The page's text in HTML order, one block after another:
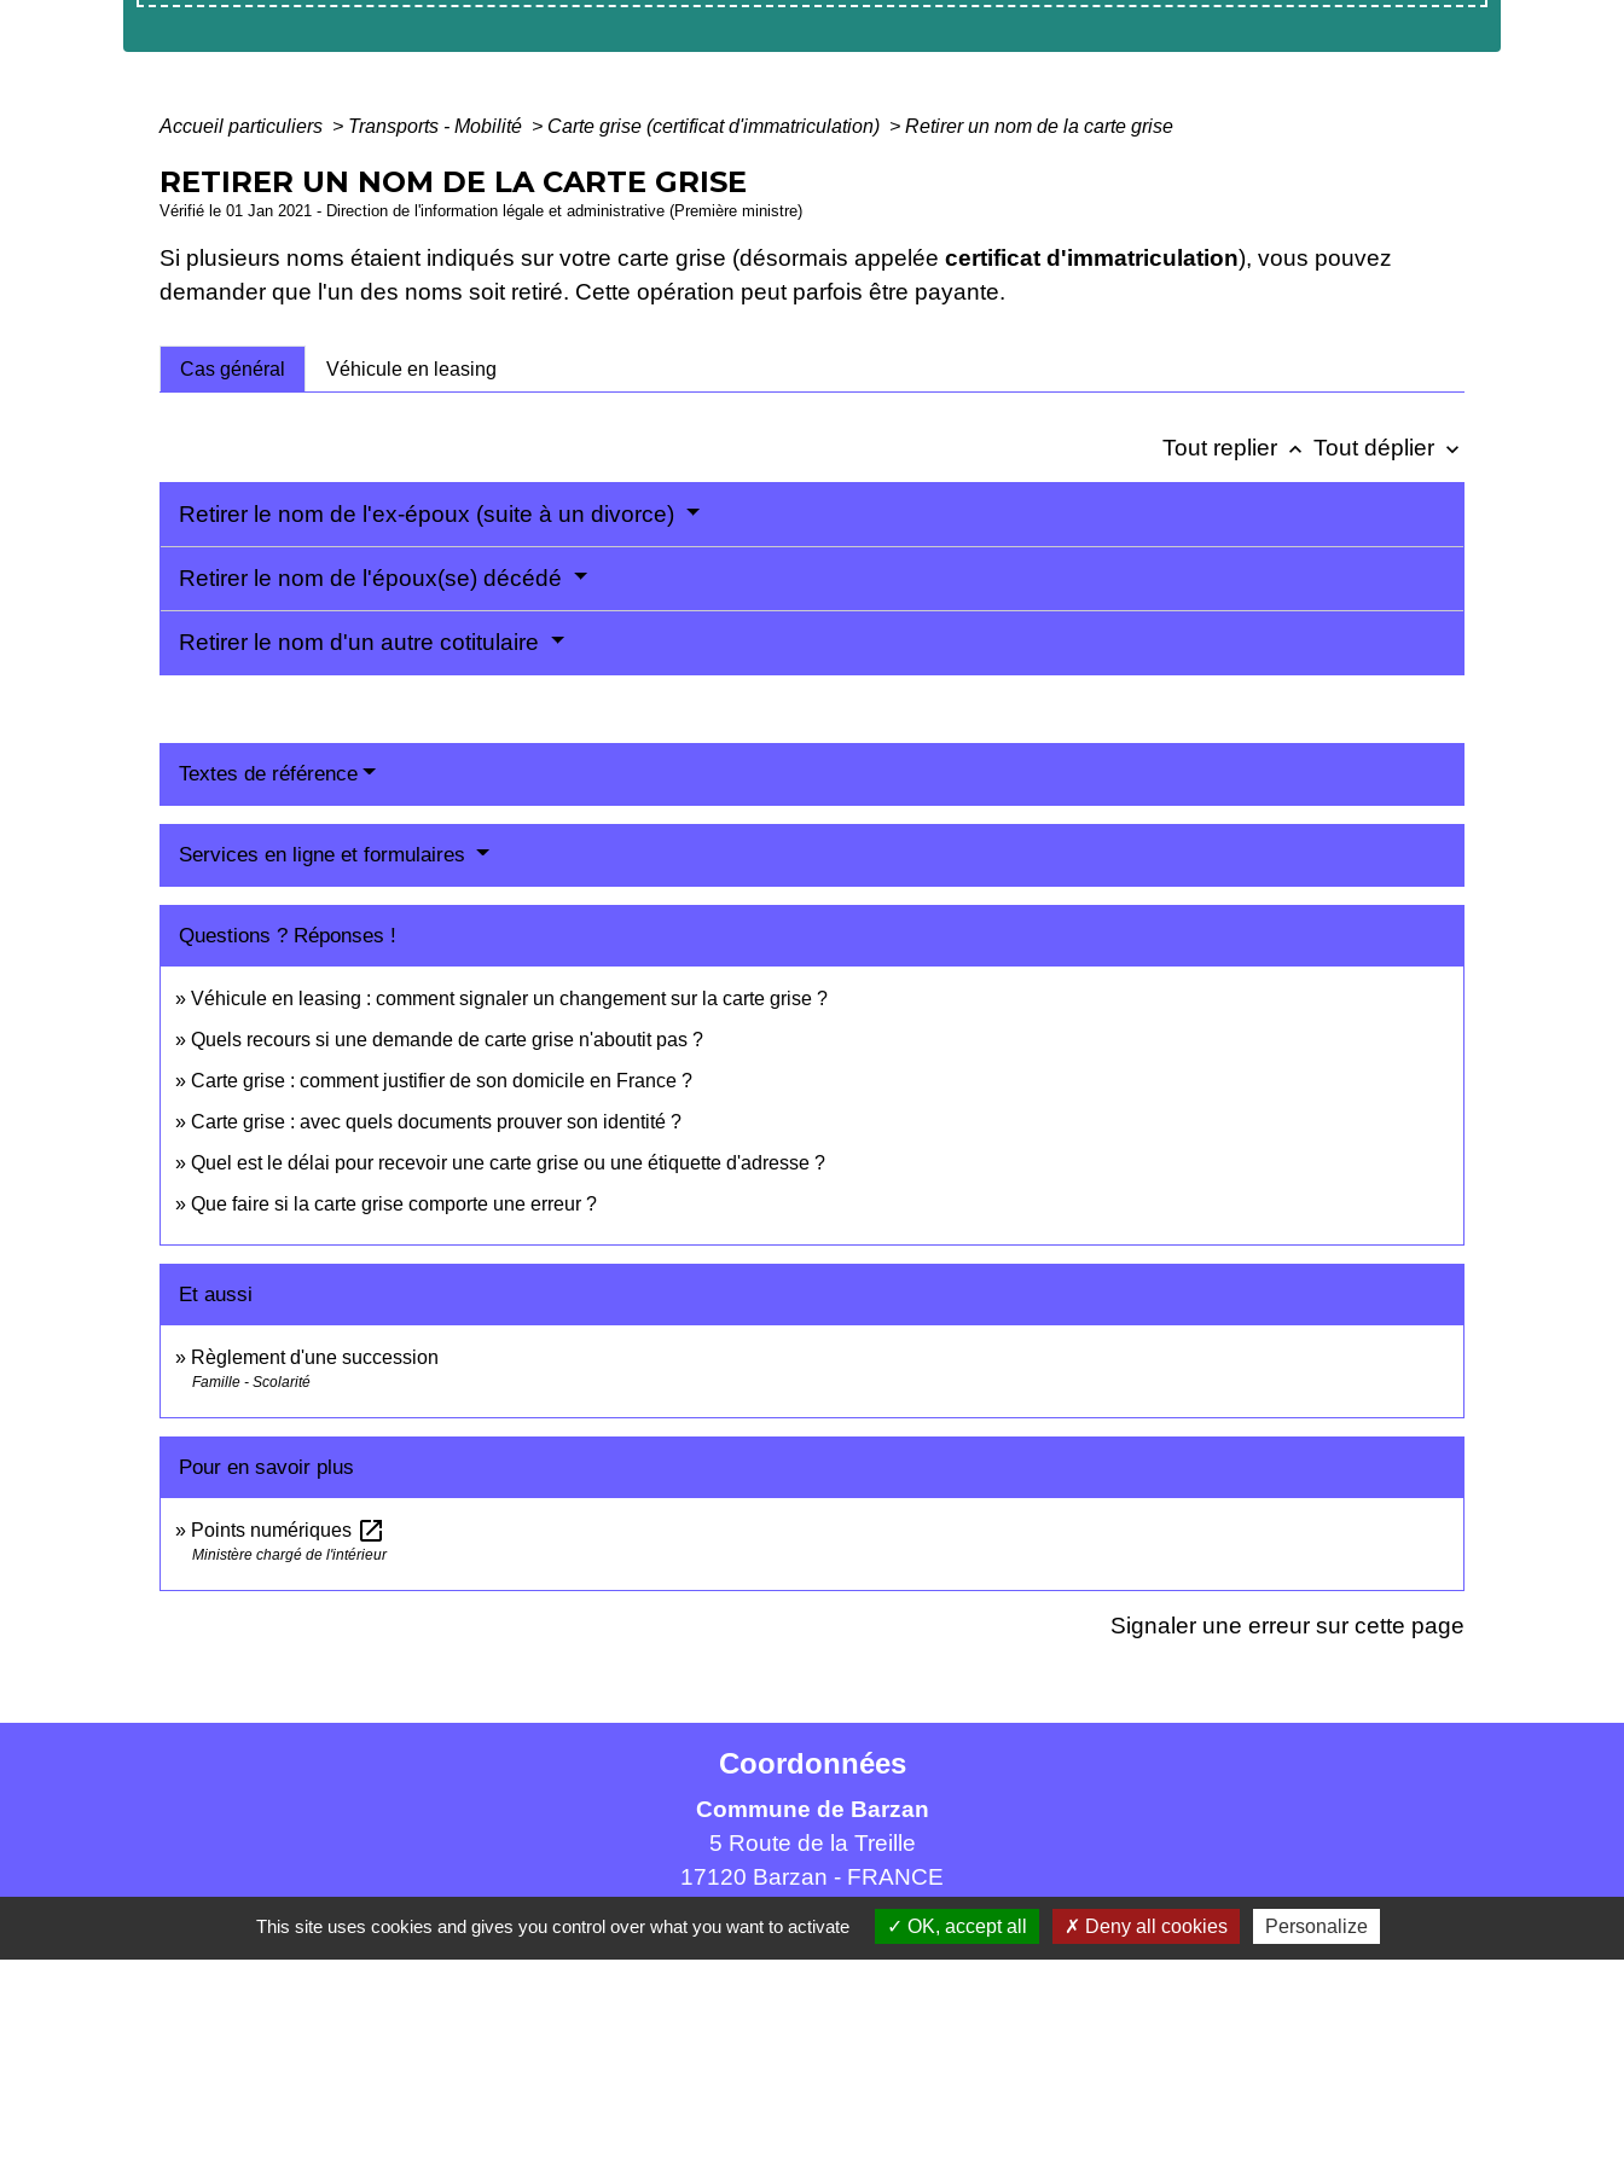
Accueil particuliers > Transports - Mobilité > Carte grise (certificat d'immatriculation) > Retirer un nom de la carte grise
RETIRER UN NOM DE LA CARTE GRISE
Vérifié le 01 Jan 2021 - Direction de l'information légale et administrative (Première ministre)
Si plusieurs noms étaient indiqués sur votre carte grise (désormais appelée certificat d'immatriculation), vous pouvez
demander que l'un des noms soit retiré. Cette opération peut parfois être payante.
Cas général Véhicule en leasing
Tout replier keyboard_arrow_up Tout déplier keyboard_arrow_down
Retirer le nom de l'ex-époux (suite à un divorce)
Retirer le nom de l'époux(se) décédé
Retirer le nom d'un autre cotitulaire
Textes de référence
Services en ligne et formulaires
Questions ? Réponses !
Véhicule en leasing : comment signaler un changement sur la carte grise ?
Quels recours si une demande de carte grise n'aboutit pas ?
Carte grise : comment justifier de son domicile en France ?
Carte grise : avec quels documents prouver son identité ?
Quel est le délai pour recevoir une carte grise ou une étiquette d'adresse ?
Que faire si la carte grise comporte une erreur ?
Et aussi
Règlement d'une succession
Famille - Scolarité
Pour en savoir plus
Points numériques open_in_new
Ministère chargé de l'intérieur
Signaler une erreur sur cette page
Coordonnées
Commune de Barzan
5 Route de la Treille
17120 Barzan - FRANCE
+33 5 46 90 42 80
This site uses cookies and gives you control over what you want to activate OK, accept all Deny all cookies Personalize